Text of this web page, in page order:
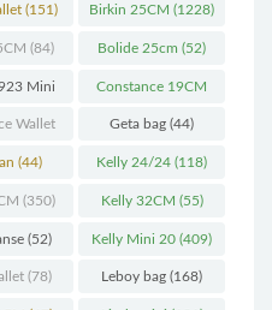
(151) Birkin 25CM (1228)
(84) Bolide 25cm (52)
Mini Constance 19CM
(571)
Wallet Geta bag (44)
(44) Kelly 24/24 (118)
(350) Kelly 32CM (55)
(52) Kelly Mini 20 (409)
(78) Leboy bag (168)